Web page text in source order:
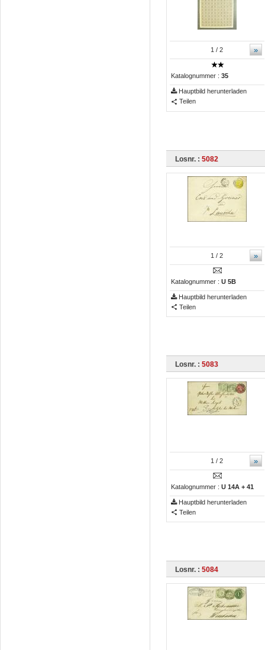
»
1 / 2
Katalognummer : 35
Hauptbild herunterladen
Teilen
Losnr. : 5082
»
1 / 2
Katalognummer : U 5B
Hauptbild herunterladen
Teilen
Losnr. : 5083
»
1 / 2
Katalognummer : U 14A + 41
Hauptbild herunterladen
Teilen
Losnr. : 5084